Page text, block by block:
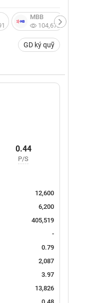
MBB
104,672
GD ký quỹ
0.44
P/S
12,600
6,200
405,519
-
0.79
2,087
3.97
13,826
0.48